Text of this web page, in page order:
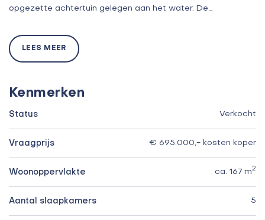
opgezette achtertuin gelegen aan het water. De…
LEES MEER
Kenmerken
Status Verkocht
Vraagprijs € 695.000,- kosten koper
Woonoppervlakte ca. 167 m2
Aantal slaapkamers 5